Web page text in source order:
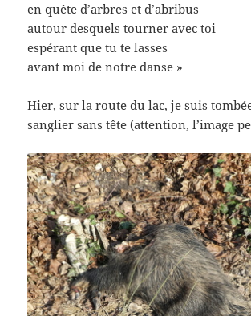
en quête d’arbres et d’abribus
autour desquels tourner avec toi
espérant que tu te lasses
avant moi de notre danse »
Hier, sur la route du lac, je suis
sanglier sans tête (attention, l’image